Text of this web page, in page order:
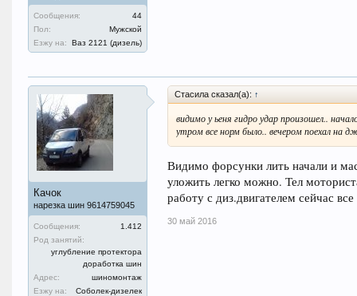
Сообщения:
44
Пол:
Мужской
Езжу на:
Ваз 2121 (дизель)
Качок
нарезка шин 9614759045
Сообщения:
1.412
Род занятий:
углубление протектора
доработка шин
Адрес:
шиномонтаж
Езжу на:
Соболек-дизелек
Стасила сказал(а): ↑
видимо у ьеня гидро удар произошел..
утром все норм было.. вечером поехал на
Видимо форсунки лить начали и
уложить легко можно. Тел
работу с диз.двигателем сейчас
30 май 2016